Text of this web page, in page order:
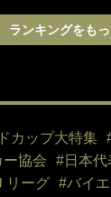
ランキングをも
カップ大特集
協会
#日本代
リーグ
#バイ